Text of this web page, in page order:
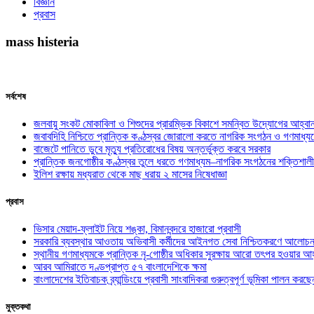
প্রবাস
mass histeria
সর্বশেষ
জলবায়ু সংকট মোকাবিলা ও শিশুদের প্রারম্ভিক বিকাশে সমন্বিত উদ্যোগের
জবাবদিহি নিশ্চিতে প্রান্তিক কণ্ঠস্বর জোরালো করতে নাগরিক সংগঠন ও
বাজেটে পানিতে ডুবে মৃত্যু প্রতিরোধের বিষয় অন্তর্ভুক্ত করবে সরকার
প্রান্তিক জনগোষ্ঠীর কণ্ঠস্বর তুলে ধরতে গণমাধ্যম–নাগরিক সংগঠনের
ইলিশ রক্ষায় মধ্যরাত থেকে মাছ ধরায় ২ মাসের নিষেধাজ্ঞা
প্রবাস
ভিসার মেয়াদ-ফ্লাইট নিয়ে শঙ্কা, বিমানবন্দরে হাজারো প্রবাসী
সরকারি ব্যবস্থার আওতায় অভিবাসী কর্মীদের আইনগত সেবা নিশ্চিতকরণে
স্থানীয় গণমাধ্যমকে প্রান্তিক নৃ-গোষ্ঠীর অধিকার সুরক্ষায় আরো তৎপর হওয়ার
আরব আমিরাতে দণ্ডপ্রাপ্ত ৫৭ বাংলাদেশিকে ক্ষমা
বাংলাদেশের ইতিবাচক ব্র্যান্ডিংয়ে প্রবাসী সাংবাদিকরা গুরুত্বপূর্ণ ভূমিকা পালন
মুক্তকথা